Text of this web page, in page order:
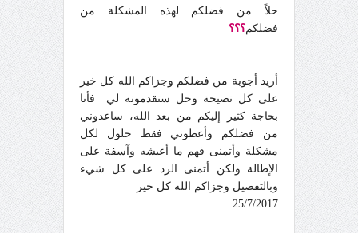
حلاً من فضلكم لهذه المشكلة من
فضلكم؟؟؟
أريد أجوبة من فضلكم وجزاكم الله كل خير
على كل نصيحة وحل ستقدمونه لي فأنا
بحاجة كثير إليكم من بعد الله، ساعدوني
من فضلكم وأعطوني فقط حلول لكل
مشكلة وأتمنى فهم ما أعيشه وآسفة على
الإطالة ولكن أتمنى الرد على كل شيء
وبالتفصيل وجزاكم الله كل خير
25/7/2017